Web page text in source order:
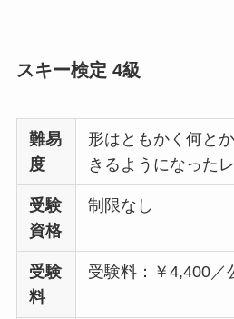
スキー検定 4級
難易
度
形はともかく何と
きるようになった
受験
資格
制限なし
受験
料
受験料：￥4,400／